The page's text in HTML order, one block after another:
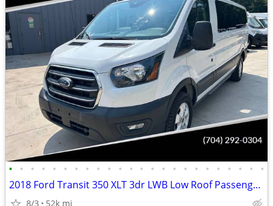
• • • • • • • • • • • • • • • • • • • • • • • •
2018 Ford Transit 350 XLT 3dr LWB Low Roof Passenger Van w/Sliding Sid
8/3 52k mi